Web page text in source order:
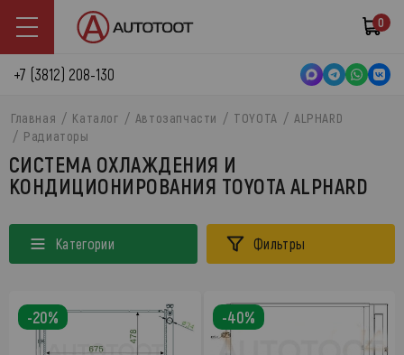
0
+7 (3812) 208-130
Главная Каталог Автозапчасти TOYOTA
ALPHARD
Радиаторы
СИСТЕМА ОХЛАЖДЕНИЯ И
КОНДИЦИОНИРОВАНИЯ TOYOTA ALPHARD
Категории Фильтры
-20% -40%